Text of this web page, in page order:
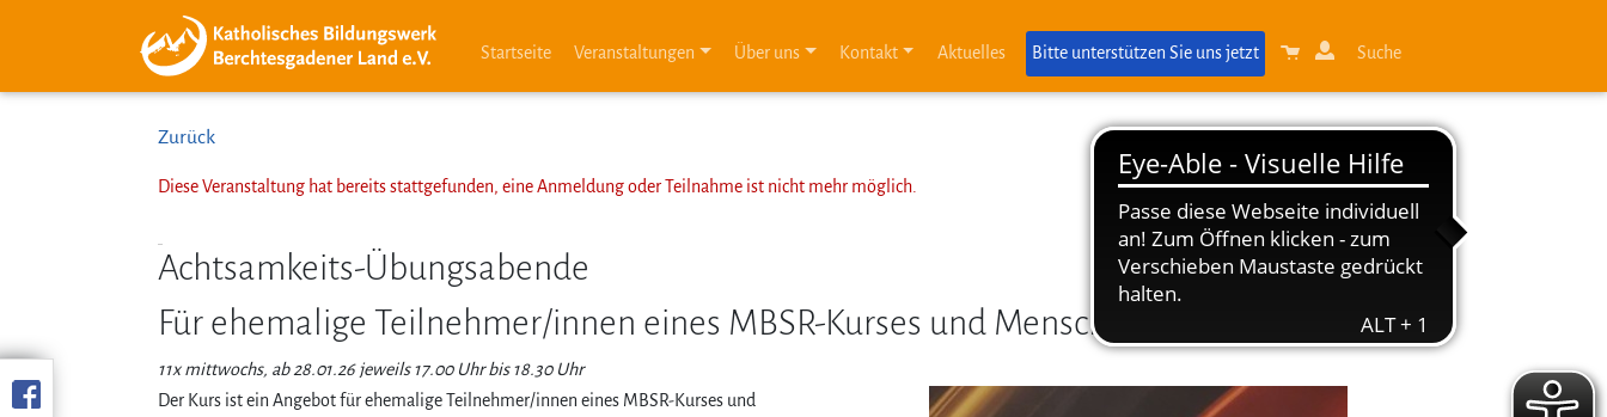
Startseite Veranstaltungen Über uns Kontakt Aktuelles Bitte unterstützen Sie uns jetzt Suche
Zurück
Diese Veranstaltung hat bereits stattgefunden, eine Anmeldung oder Teilnahme ist nicht mehr möglich.
Achtsamkeits-Übungsabende
Für ehemalige Teilnehmer/innen eines MBSR-Kurses und Menschen mit Vorerfahrung
11x mittwochs, ab 28.01.26 jeweils 17.00 Uhr bis 18.30 Uhr
Der Kurs ist ein Angebot für ehemalige Teilnehmer/innen eines MBSR-Kurses und